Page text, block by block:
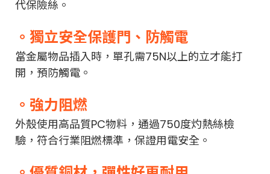
代保險絲。
。獨立安全保護門、防觸電
當金屬物品插入時，單孔需75N以上的立才能打
開，預防觸電。
。強力阻燃
外殼使用高品質PC物料，通過750度灼熱絲檢
驗，符合行業阻燃標準，保證用電安全。